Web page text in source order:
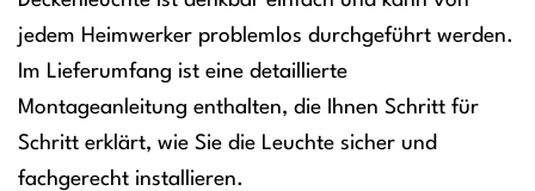
jedem Heimwerker problemlos durchgeführt werden.
Im Lieferumfang ist eine detaillierte
Montageanleitung enthalten, die Ihnen Schritt für
Schritt erklärt, wie Sie die Leuchte sicher und
fachgerecht installieren.